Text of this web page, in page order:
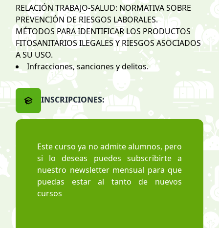
RELACIÓN TRABAJO-SALUD: NORMATIVA SOBRE
PREVENCIÓN DE RIESGOS LABORALES.
MÉTODOS PARA IDENTIFICAR LOS PRODUCTOS
FITOSANITARIOS ILEGALES Y RIESGOS ASOCIADOS
A SU USO.
Infracciones, sanciones y delitos.
INSCRIPCIONES:
Este curso ya no admite alumnos, pero
si lo deseas puedes subscribirte a
nuestro newsletter mensual para que
puedas estar al tanto de nuevos
cursos